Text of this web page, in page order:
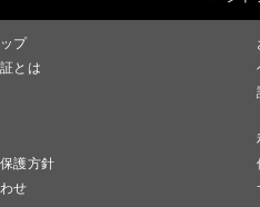
プ
とは
護方針
せ